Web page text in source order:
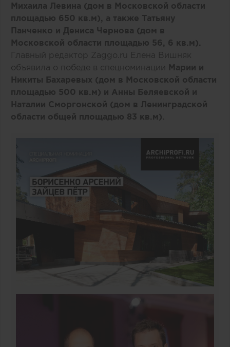
Михаила Левина (дом в Московской области
площадью 650 кв.м), а также Татьяну
Панченко и Дениса Чернова (дом в
Московской области площадью 56, 6 кв.м).
Главный редактор Zaggo.ru Елена Вишняк
объявила о победе в спецноминации Марии и
Никиты Бахаревых (дом в Московской области
площадью 500 кв.м) и Анны Беляевской и
Наталии Сморгонской (дом в Ленинградской
области общей площадью 83 кв.м).